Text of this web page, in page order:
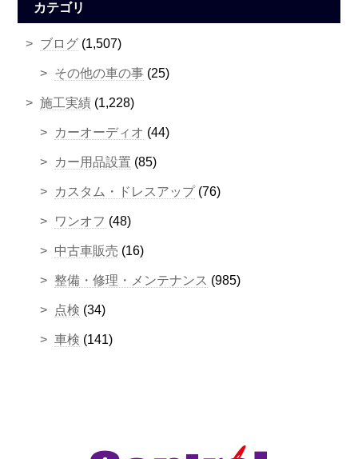
カテゴリ
ブログ (1,507)
その他の車の事 (25)
施工実績 (1,228)
カーオーディオ (44)
カー用品設置 (85)
カスタム・ドレスアップ(76)
ワンオフ (48)
中古車販売 (16)
整備・修理・メンテナンス (985)
点検 (34)
車検 (141)